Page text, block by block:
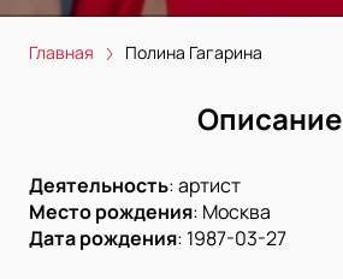
Главная Полина Гагарина
Описание
Деятельность:артист
Место рождения: Москва
Дата рождения: 1987-03-27